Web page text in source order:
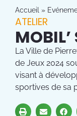
Accueil »
ATELIER
La Ville de
de Jeux 2024
visant à
sportives de sa